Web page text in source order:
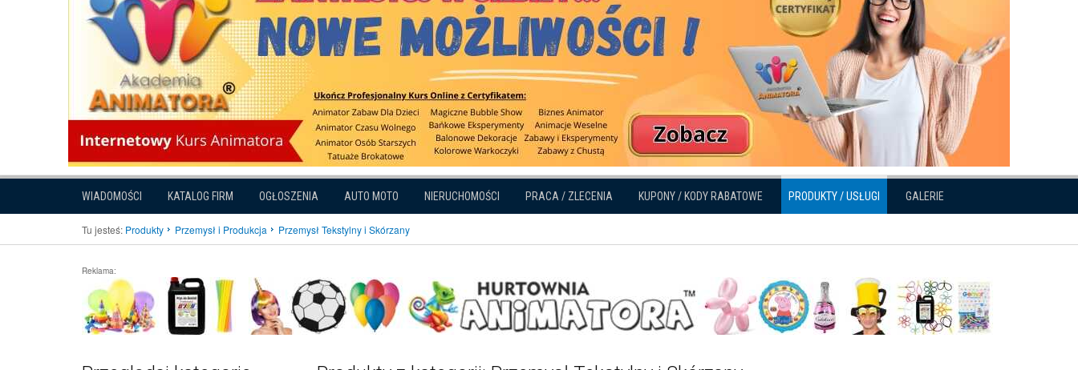
WIADOMOŚCI KATALOG FIRM OGŁOSZENIA AUTO MOTO NIERUCHOMOŚCI PRACA / ZLECENIA KUPONY / KODY RABATOWE PRODUKTY / USŁUGI GALERIE
Tu jesteś: Produkty Przemysł i Produkcja Przemysł Tekstylny i Skórzany
Reklama: